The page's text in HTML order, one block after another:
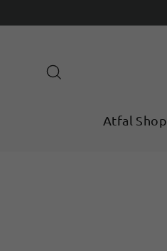
zum
Atfal Shop